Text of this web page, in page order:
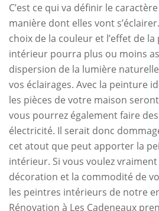
C’est ce qui va définir le
manière dont elles vont
choix de la couleur et l’effet de
intérieur pourra plus ou moins
dispersion de la lumière
vos éclairages. Avec la peinture
les pièces de votre maison
vous pourrez également faire
électricité. Il serait donc
cet atout que peut apporter la
intérieur. Si vous voulez
décoration et la commodité de
les peintres intérieurs de notre
Rénovation à Les Cadeneaux